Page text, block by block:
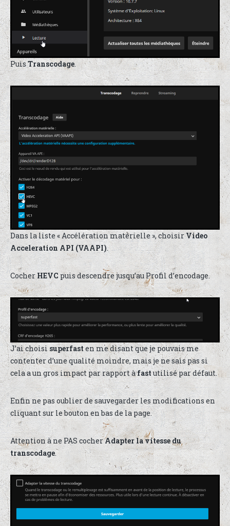
PuisTranscodage.
Dans la liste « Accélération matérielle », choisirVideo
Acceleration API (VAAPI).
CocherHEVCpuis descendre jusqu’au Profil d’encodage.
J’ai choisi superfasten me disant que je pouvais me
contenter d’une qualité moindre, mais je ne sais pas si
cela a un gros impact par rapport àfastutilisé par défaut.
Enfin ne pas oublier de sauvegarder les modifications en
cliquant sur le bouton en bas de la page.
Attention à ne PAS cocherAdapter la vitesse du
transcodage.